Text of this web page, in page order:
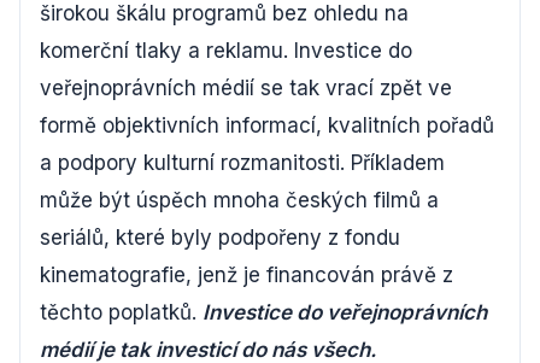
širokou škálu programů bez ohledu na
komerční tlaky a reklamu. Investice do
veřejnoprávních médií se tak vrací zpět ve
formě objektivních informací, kvalitních pořadů
a podpory kulturní rozmanitosti. Příkladem
může být úspěch mnoha českých filmů a
seriálů, které byly podpořeny z fondu
kinematografie, jenž je financován právě z
těchto poplatků. Investice do veřejnoprávních
médií je tak investicí do nás všech.